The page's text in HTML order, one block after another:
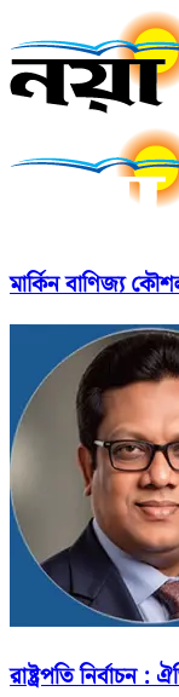
মার্কিন বাণিজ্য
রাষ্ট্রপতি নির্বাচন :